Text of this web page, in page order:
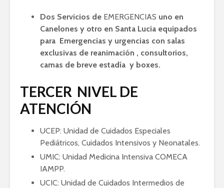
Dos Servicios de EMERGENCIAS uno en
Canelones y otro en Santa Lucia equipados
para Emergencias y urgencias con salas
exclusivas de reanimación , consultorios,
camas de breve estadía y boxes.
TERCER NIVEL DE
ATENCIÓN
UCEP: Unidad de Cuidados Especiales
Pediátricos, Cuidados Intensivos y Neonatales.
UMIC: Unidad Medicina Intensiva COMECA
IAMPP.
UCIC: Unidad de Cuidados Intermedios de